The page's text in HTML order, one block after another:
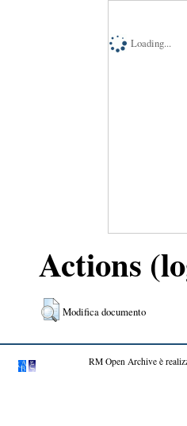
Loading...
Actions
Modifica documento
RM Open Archive è